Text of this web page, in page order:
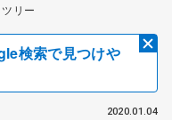
リー
検索で見つけや
2020.01.04